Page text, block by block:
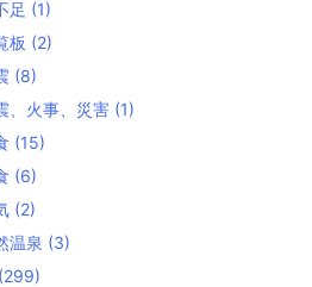
足 (1)
板 (2)
(8)
、火事、災害 (1)
(15)
(6)
(2)
温泉 (3)
(299)